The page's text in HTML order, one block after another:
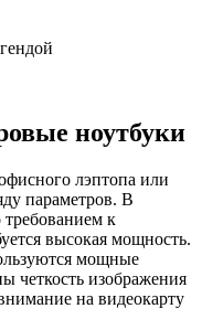
ноутбуки
лэптопа или
параметров. В
требованием к
высокая мощность.
мощные
четкость изображения
на видеокарту